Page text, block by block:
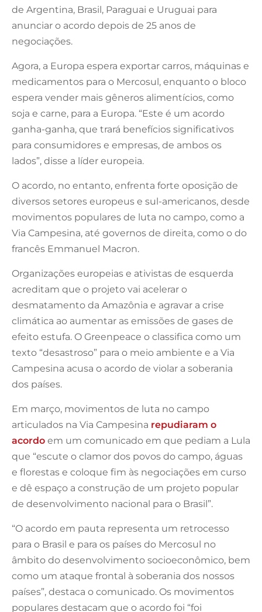
de Argentina, Brasil, Paraguai e Uruguai para
anunciar o acordo depois de 25 anos de
negociações.
Agora, a Europa espera exportar carros, máquinas e
medicamentos para o Mercosul, enquanto o bloco
espera vender mais gêneros alimentícios, como
soja e carne, para a Europa. “Este é um acordo
ganha-ganha, que trará benefícios significativos
para consumidores e empresas, de ambos os
lados”, disse a líder europeia.
O acordo, no entanto, enfrenta forte oposição de
diversos setores europeus e sul-americanos, desde
movimentos populares de luta no campo, como a
Via Campesina, até governos de direita, como o do
francês Emmanuel Macron.
Organizações europeias e ativistas de esquerda
acreditam que o projeto vai acelerar o
desmatamento da Amazônia e agravar a crise
climática ao aumentar as emissões de gases de
efeito estufa. O Greenpeace o classifica como um
texto “desastroso” para o meio ambiente e a Via
Campesina acusa o acordo de violar a soberania
dos países.
Em março, movimentos de luta no campo
articulados na Via Campesina repudiaram o
acordo em um comunicado em que pediam a Lula
que “escute o clamor dos povos do campo, águas
e florestas e coloque fim às negociações em curso
e dê espaço a construção de um projeto popular
de desenvolvimento nacional para o Brasil”.
“O acordo em pauta representa um retrocesso
para o Brasil e para os países do Mercosul no
âmbito do desenvolvimento socioeconômico, bem
como um ataque frontal à soberania dos nossos
países”, destaca o comunicado. Os movimentos
populares destacam que o acordo foi “foi